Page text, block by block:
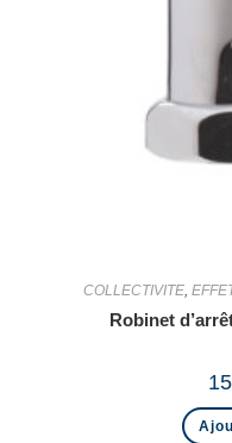
COLLECTIVITE,
Robinet